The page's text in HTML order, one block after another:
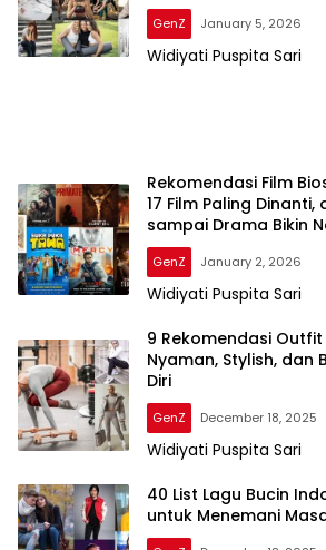
GenZ January 5, 2026
Widiyati Puspita Sari
Rekomendasi Film
17 Film Paling
sampai Drama Bikin
GenZ January 2, 2026
Widiyati Puspita Sari
9 Rekomendasi
Nyaman, Stylish, dan
Diri
GenZ December 18, 2025
Widiyati Puspita Sari
40 List Lagu Bucin
untuk Menemani